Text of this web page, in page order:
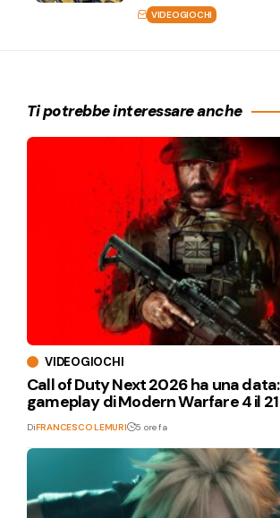
VIDEOGIOCHI
Ti potrebbe interessare anche
VIDEOGIOCHI
Call of Duty Next 2026 ha una
gameplay di Modern Warfare 4 il
DiFRANCESCO LEMURI 5 ore fa